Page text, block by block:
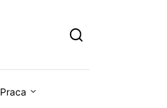
Praca